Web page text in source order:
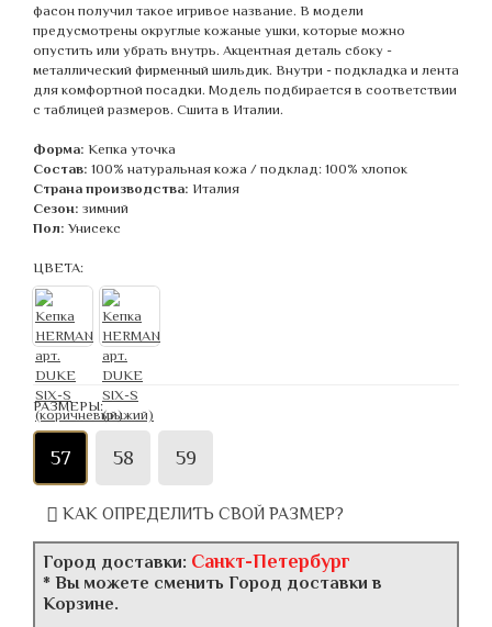
фасон получил такое игривое название. В модели
предусмотрены округлые кожаные ушки, которые можно
опустить или убрать внутрь. Акцентная деталь сбоку -
металлический фирменный шильдик. Внутри - подкладка и лента
для комфортной посадки. Модель подбирается в соответствии
с таблицей размеров. Сшита в Италии.
Форма: Кепка уточка
Состав: 100% натуральная кожа / подклад: 100% хлопок
Страна производства: Италия
Сезон: зимний
Пол: Унисекс
ЦВЕТА:
РАЗМЕРЫ:
57 58 59
КАК ОПРЕДЕЛИТЬ СВОЙ РАЗМЕР?
Город доставки: Санкт-Петербург
* Вы можете сменить Город доставки в
Корзине.